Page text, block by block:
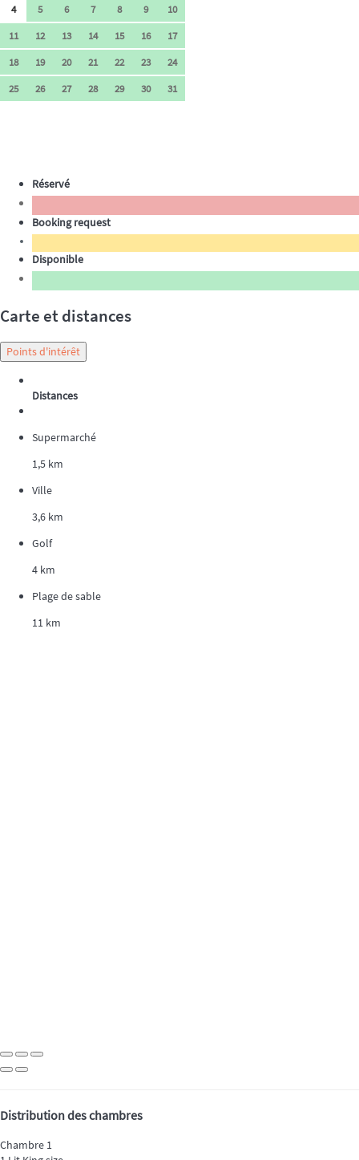
4 5 6 7 8 9
10
11
12 13 14 15 16
17
18
19 20 21 22 23
24
25
26 27 28 29 30 31
Réservé
Booking request
Disponible
Carte et distances
Points d'intérêt
Distances
Supermarché
1,5 km
Ville
3,6 km
Golf
4 km
Plage de sable
11 km
Distribution des chambres
Chambre 1